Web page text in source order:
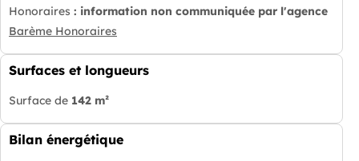
Honoraires : information non communiquée par l'agence
Barème Honoraires
Surfaces et longueurs
Surface de 142 m²
Bilan énergétique